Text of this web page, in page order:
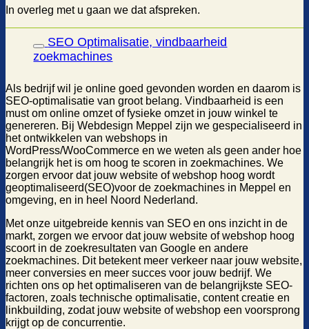
In overleg met u gaan we dat afspreken.
SEO Optimalisatie, vindbaarheid
zoekmachines
Als bedrijf wil je online goed gevonden worden en daarom is
SEO-optimalisatie van groot belang. Vindbaarheid is een
must om online omzet of fysieke omzet in jouw winkel te
genereren. Bij Webdesign Meppel zijn we gespecialiseerd in
het ontwikkelen van webshops in
WordPress/WooCommerce en we weten als geen ander hoe
belangrijk het is om hoog te scoren in zoekmachines. We
zorgen ervoor dat jouw website of webshop hoog wordt
geoptimaliseerd(SEO)voor de zoekmachines in Meppel en
omgeving, en in heel Noord Nederland.
Met onze uitgebreide kennis van SEO en ons inzicht in de
markt, zorgen we ervoor dat jouw website of webshop hoog
scoort in de zoekresultaten van Google en andere
zoekmachines. Dit betekent meer verkeer naar jouw website,
meer conversies en meer succes voor jouw bedrijf. We
richten ons op het optimaliseren van de belangrijkste SEO-
factoren, zoals technische optimalisatie, content creatie en
linkbuilding, zodat jouw website of webshop een voorsprong
krijgt op de concurrentie.